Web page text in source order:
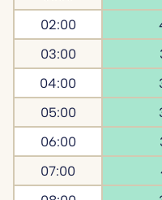
02:00
03:00
04:00
05:00
06:00
07:00